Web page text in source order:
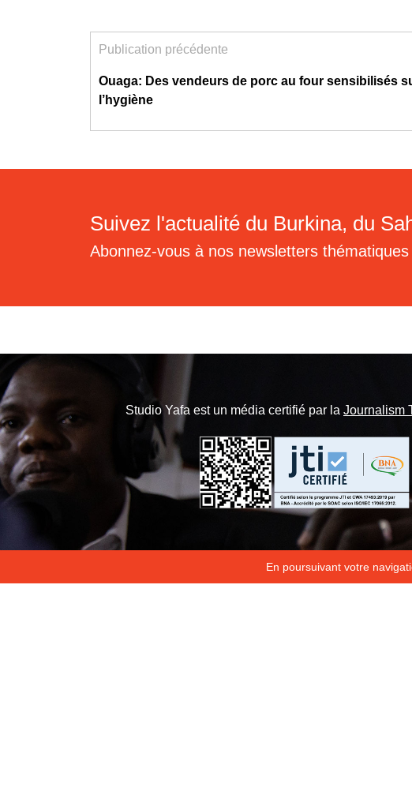
En poursuivant votre
Publication précédente
Ouaga: Des vendeurs de porc au four sensibilisés
l’hygiène
Suivez l'actualité du Burkina, du
Abonnez-vous à nos newsletters thématiques
Studio Yafa est un média certifié par la Journalism